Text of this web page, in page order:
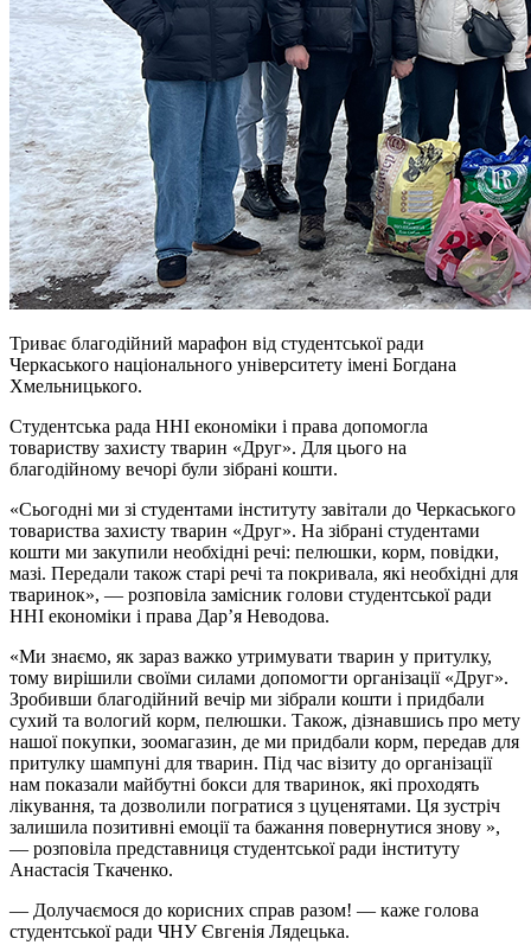
Триває благодійний марафон від студентської ради
Черкаського національного університету імені Богдана
Хмельницького.
Студентська рада ННІ економіки і права допомогла
товариству захисту тварин «Друг». Для цього на
благодійному вечорі були зібрані кошти.
«Сьогодні ми зі студентами інституту завітали до Черкаського
товариства захисту тварин «Друг». На зібрані студентами
кошти ми закупили необхідні речі: пелюшки, корм, повідки,
мазі. Передали також старі речі та покривала, які необхідні для
тваринок», — розповіла замісник голови студентської ради
ННІ економіки і права Дарʼя Неводова.
«Ми знаємо, як зараз важко утримувати тварин у притулку,
тому вирішили своїми силами допомогти організації «Друг».
Зробивши благодійний вечір ми зібрали кошти і придбали
сухий та вологий корм, пелюшки. Також, дізнавшись про мету
нашої покупки, зоомагазин, де ми придбали корм, передав для
притулку шампуні для тварин. Під час візиту до організації
нам показали майбутні бокси для тваринок, які проходять
лікування, та дозволили погратися з цуценятами. Ця зустріч
залишила позитивні емоції та бажання повернутися знову »,
— розповіла представниця студентської ради інституту
Анастасія Ткаченко.
— Долучаємося до корисних справ разом! — каже голова
студентської ради ЧНУ Євгенія Лядецька.